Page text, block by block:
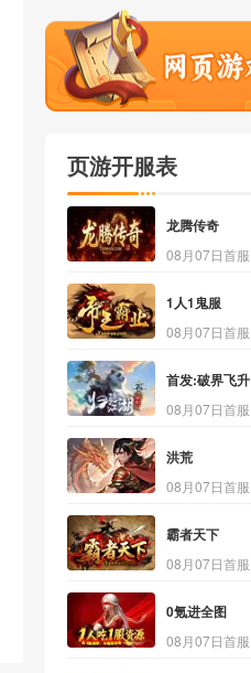
页游开服表
龙腾传奇
08月07日首服
1人1鬼服
08月07日首服
首发:破界飞升
08月07日首服
洪荒
08月07日首服
霸者天下
08月07日首服
0氪进全图
08月07日首服